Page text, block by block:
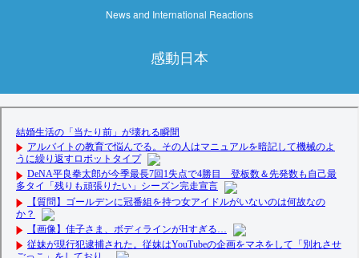
News and International Reactions
感動日本